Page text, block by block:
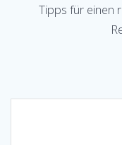
Tipps für einen